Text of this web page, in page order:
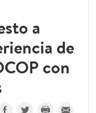
a
de
con